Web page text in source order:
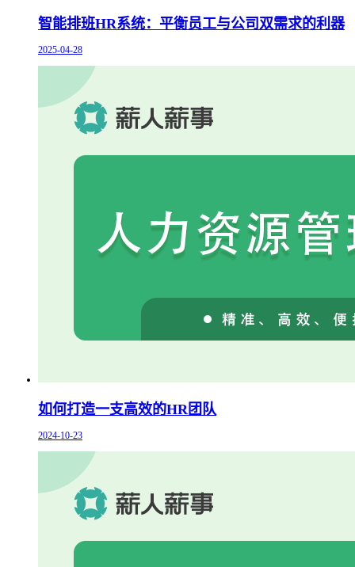
智能排班HR系统：平衡员工与公司双需求的利器
2025-04-28
如何打造一支高效的HR团队
2024-10-23